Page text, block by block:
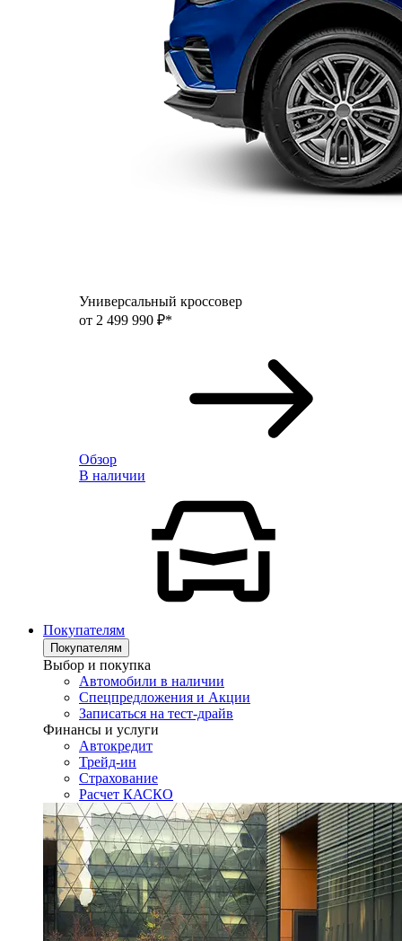
Универсальный кроссовер
от 2 499 990 ₽*
Обзор
В наличии
Покупателям
Покупателям
Выбор и покупка
Автомобили в наличии
Спецпредложения и Акции
Записаться на тест-драйв
Финансы и услуги
Автокредит
Трейд-ин
Страхование
Расчет КАСКО